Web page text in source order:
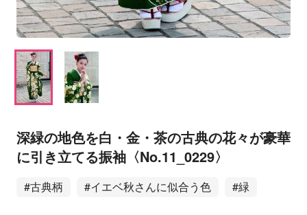
深緑の地色を白・金・茶の古典の花々が豪華
に引き立てる振袖〈No.11_0229〉
#古典柄 #イエベ秋さんに似合う色 #緑